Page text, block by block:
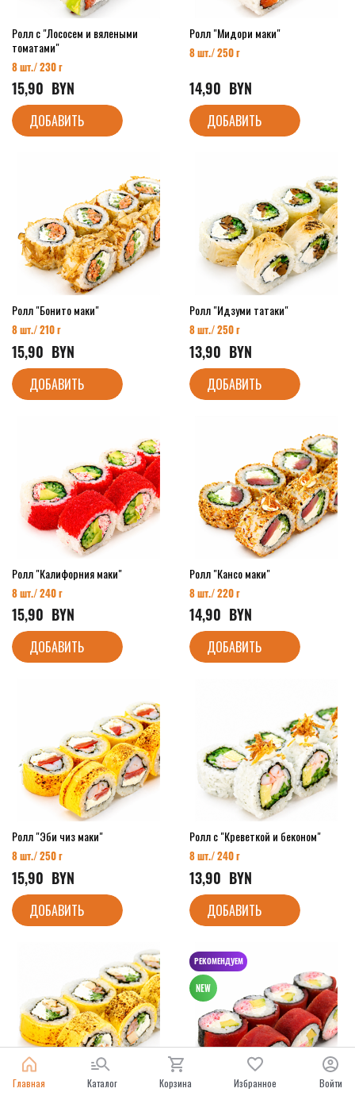
Ролл с "Лососем и вялеными
томатами"
8 шт./ 230 г
15,90
  BYN
ДОБАВИТЬ
Ролл "Мидори маки"
8 шт./ 250 г
14,90
  BYN
ДОБАВИТЬ
Ролл "Бонито маки"
8 шт./ 210 г
15,90
  BYN
ДОБАВИТЬ
Ролл "Идзуми татаки"
8 шт./ 250 г
13,90
  BYN
ДОБАВИТЬ
Ролл "Калифорния маки"
8 шт./ 240 г
15,90
  BYN
ДОБАВИТЬ
Ролл "Кансо маки"
8 шт./ 220 г
14,90
  BYN
ДОБАВИТЬ
Ролл "Эби чиз маки"
8 шт./ 250 г
15,90
  BYN
ДОБАВИТЬ
Ролл с "Креветкой и беконом"
8 шт./ 240 г
13,90
  BYN
ДОБАВИТЬ
РЕКОМЕНДУЕМ
Главная Каталог Корзина Избранное Войти